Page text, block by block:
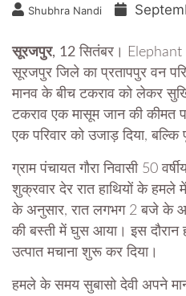
Shubhra Nandi
सूरजपुर, 12 सितंबर।
Elephant
सूरजपुर जिले का प्रतापपुर वन
मानव के बीच टकराव को लेकर
टकराव एक मासूम जान की कीमत
एक परिवार को उजाड़ दिया,
ग्राम पंचायत गौरा निवासी 50
शुक्रवार देर रात हाथियों के हमले
के अनुसार, रात लगभग 2 बजे के
की बस्ती में घुस आया। इस दौरान
उत्पात मचाना शुरू कर दिया।
हमले के समय सुबासो देवी अपने